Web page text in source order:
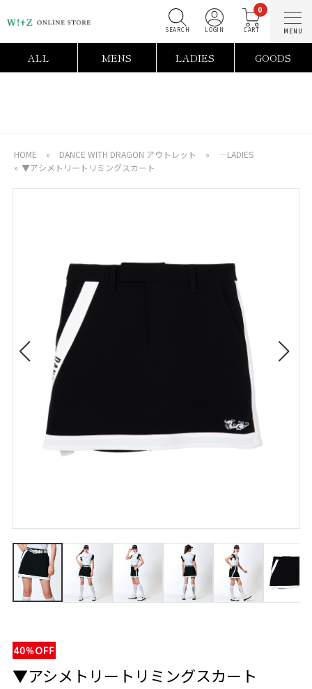
0
ALL MENS LADIES GOODS
HOME » DANCE WITH DRAGON アウトレット »
―LADIES
» ▼アシメトリートリミングスカート
▼アシメトリートリミングスカート